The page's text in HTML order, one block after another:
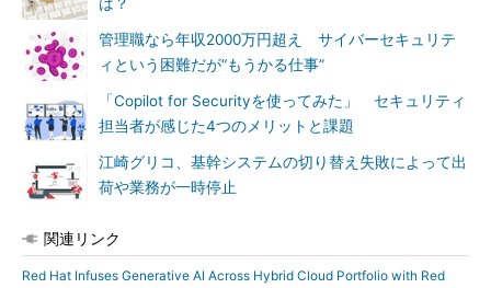
管理職なら年収2000万円超え サイバーセキュリテ
ィという困難だが“もうかる仕事”
「Copilot for Securityを使ってみた」 セキュリティ
担当者が感じた4つのメリットと課題
江崎グリコ、基幹システムの切り替え失敗によって出
荷や業務が一時停止
関連リンク
Red Hat Infuses Generative AI Across Hybrid Cloud Portfolio with Red